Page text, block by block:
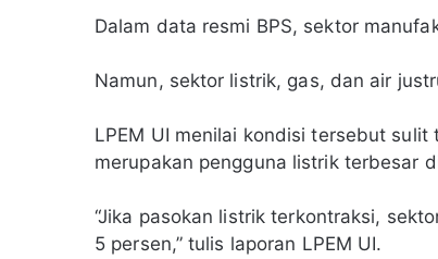
Dalam data resmi BPS, sektor
Namun, sektor listrik, gas, dan air
LPEM UI menilai kondisi tersebut
merupakan pengguna listrik terbesar
“Jika pasokan listrik terkontraksi,
5 persen,” tulis laporan LPEM UI.